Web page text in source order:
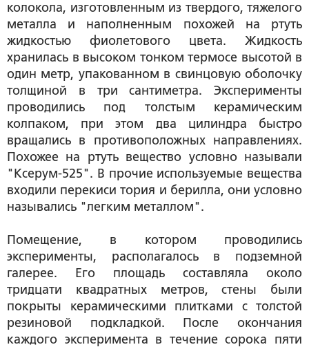
колокола, изготовленным из твердого, тяжелого
металла и наполненным похожей на ртуть
жидкостью фиолетового цвета. Жидкость
хранилась в высоком тонком термосе высотой в
один метр, упакованном в свинцовую оболочку
толщиной в три сантиметра. Эксперименты
проводились под толстым керамическим
колпаком, при этом два цилиндра быстро
вращались в противоположных направлениях.
Похожее на ртуть вещество условно называли
"Ксерум-525". В прочие используемые вещества
входили перекиси тория и берилла, они условно
назывались "легким металлом".
Помещение, в котором проводились
эксперименты, располагалось в подземной
галерее. Его площадь составляла около
тридцати квадратных метров, стены были
покрыты керамическими плитками с толстой
резиновой подкладкой. После окончания
каждого эксперимента в течение сорока пяти